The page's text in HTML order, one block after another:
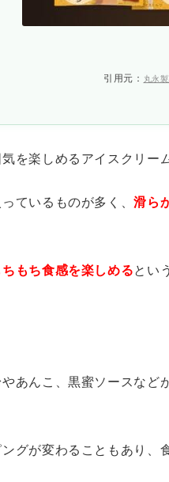
引用元： 丸永製
を楽しめるアイスクリー
ているものが多く、滑ら
ちもち食感を楽しめるとい
あんこ、黒蜜ソースなど
グが変わることもあり、